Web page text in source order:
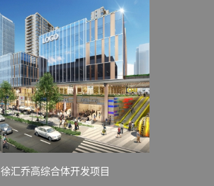
徐汇乔高综合体开发项目